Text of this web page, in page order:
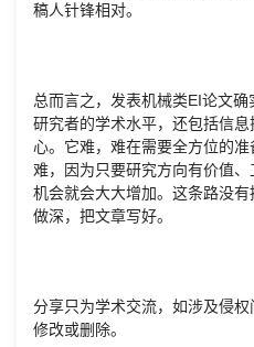
稿人针锋相对。
总而言之，发表机械类EI论文
研究者的学术水平，还包括信
心。它难，难在需要全方位的
难，因为只要研究方向有价值
机会就会大大增加。这条路没
做深，把文章写好。
分享只为学术交流，如涉及侵
修改或删除。